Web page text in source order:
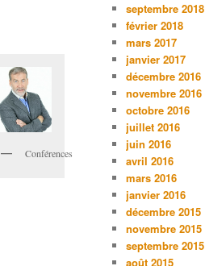
Conférences
septembre 2018
février 2018
mars 2017
janvier 2017
décembre 2016
novembre 2016
octobre 2016
juillet 2016
juin 2016
avril 2016
mars 2016
janvier 2016
décembre 2015
novembre 2015
septembre 2015
août 2015